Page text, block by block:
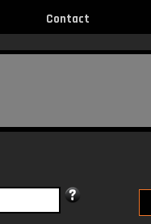
Contact